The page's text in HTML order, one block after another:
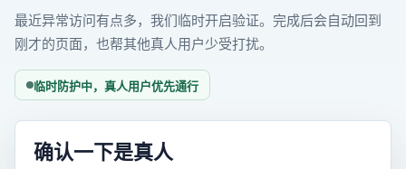
最近异常访问有点多，我们临时开启验证。完成后会自动回到
刚才的页面，也帮其他真人用户少受打扰。
临时防护中，真人用户优先通行
确认一下是真人